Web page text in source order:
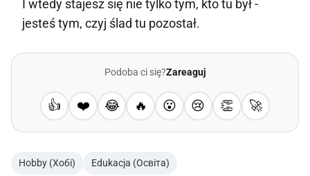
I wtedy stajesz się nie tylko tym, kto tu był -
jesteś tym, czyj ślad tu pozostał.
Podoba ci się?Zareaguj
👍 ❤️ 😂 🔥 😮 😢 👏 🚀
Hobby (Хобі) Edukacja (Освіта)